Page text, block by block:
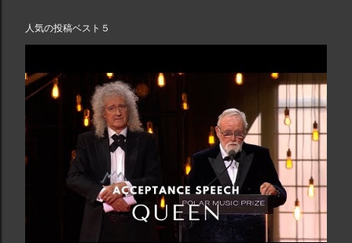
人気の投稿ベスト５